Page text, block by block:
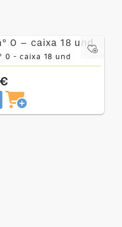
0 – caixa 18 und